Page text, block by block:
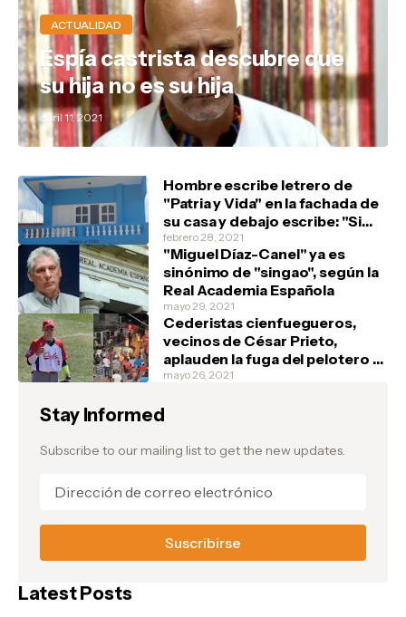
ACTUALIDAD
Espía castrista descubre que
su hija no es su hija
abril 11, 2021
Hombre escribe letrero de
"Patria y Vida" en la fachada de
su casa y debajo escribe: "Si
tienen, un marfilito por favor"
febrero 28, 2021
"Miguel Díaz-Canel" ya es
sinónimo de "singao", según la
Real Academia Española
mayo 29, 2021
Cederistas cienfuegueros,
vecinos de César Prieto,
aplauden la fuga del pelotero y
festejan en la barriada de Junco
mayo 26, 2021
Stay Informed
Subscribe to our mailing list to get the new updates.
Latest Posts